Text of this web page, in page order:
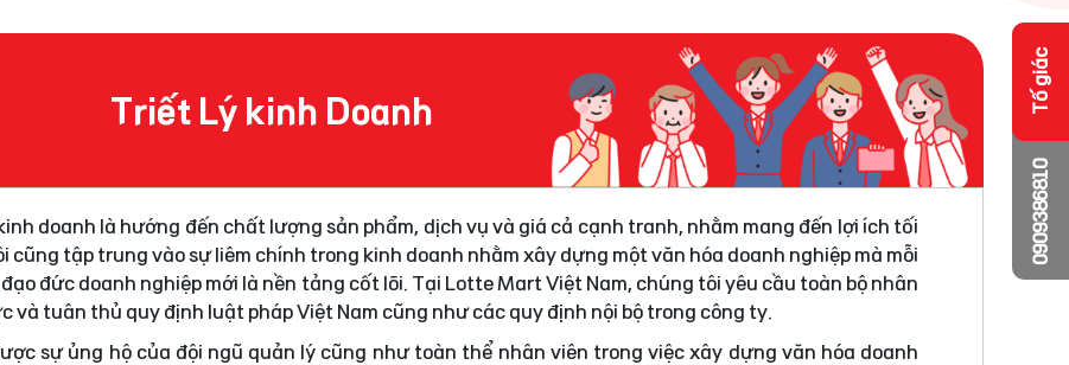
Triết Lý kinh Doanh
doanh là hướng đến chất lượng sản phẩm, dịch vụ và giá cả cạnh tranh, nhằm mang đến lợi ích tối
cũng tập trung vào sự liêm chính trong kinh doanh nhằm xây dựng một văn hóa doanh nghiệp mà mỗi
đức doanh nghiệp mới là nền tảng cốt lõi. Tại Lotte Mart Việt Nam, chúng tôi yêu cầu toàn bộ nhân
tuân thủ quy định luật pháp Việt Nam cũng như các quy định nội bộ trong công ty.
sự ủng hộ của đội ngũ quản lý cũng như toàn thể nhân viên trong việc xây dựng văn hóa doanh
0909386810
Tố giác